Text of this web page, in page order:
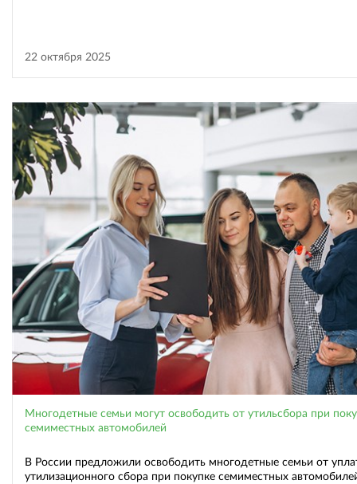
22 октября 2025
Многодетные семьи могут освободить от утильсбора при
семиместных автомобилей
В России предложили освободить многодетные семьи от
утилизационного сбора при покупке семиместных